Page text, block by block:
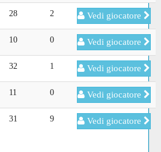
28 2 Vedi giocatore
10 0 Vedi giocatore
32 1 Vedi giocatore
11 0 Vedi giocatore
31 9 Vedi giocatore